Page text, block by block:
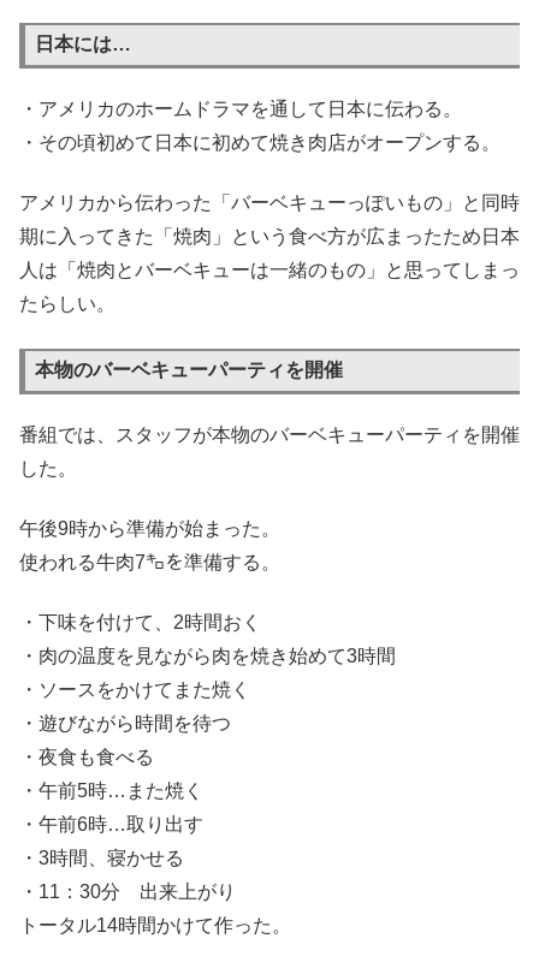
日本には…
・アメリカのホームドラマを通して日本に伝わる。
・その頃初めて日本に初めて焼き肉店がオープンする。
アメリカから伝わった「バーベキューっぽいもの」と同時
期に入ってきた「焼肉」という食べ方が広まったため日本
人は「焼肉とバーベキューは一緒のもの」と思ってしまっ
たらしい。
本物のバーベキューパーティを開催
番組では、スタッフが本物のバーベキューパーティを開催
した。
午後9時から準備が始まった。
使われる牛肉7㌔を準備する。
・下味を付けて、2時間おく
・肉の温度を見ながら肉を焼き始めて3時間
・ソースをかけてまた焼く
・遊びながら時間を待つ
・夜食も食べる
・午前5時…また焼く
・午前6時…取り出す
・3時間、寝かせる
・11：30分 出来上がり
トータル14時間かけて作った。